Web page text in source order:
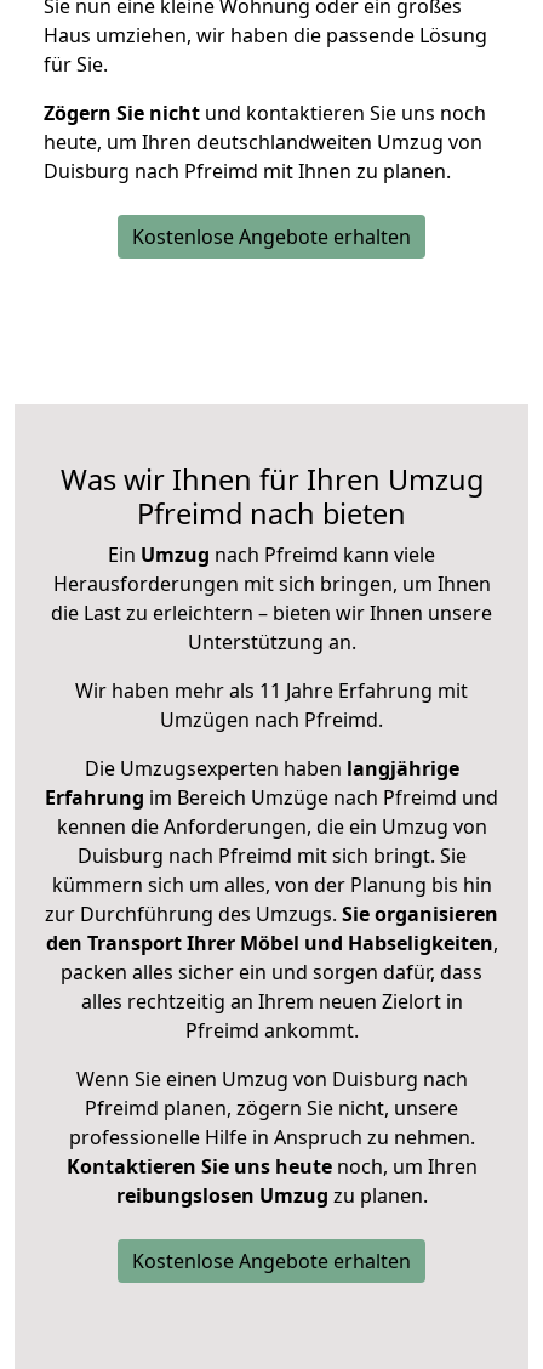
Sie nun eine kleine Wohnung oder ein großes
Haus umziehen, wir haben die passende Lösung
für Sie.
Zögern Sie nicht und kontaktieren Sie uns noch
heute, um Ihren deutschlandweiten Umzug von
Duisburg nach Pfreimd mit Ihnen zu planen.
Kostenlose Angebote erhalten
Was wir Ihnen für Ihren Umzug
Pfreimd nach bieten
Ein Umzug nach Pfreimd kann viele
Herausforderungen mit sich bringen, um Ihnen
die Last zu erleichtern – bieten wir Ihnen unsere
Unterstützung an.
Wir haben mehr als 11 Jahre Erfahrung mit
Umzügen nach Pfreimd.
Die Umzugsexperten haben langjährige
Erfahrung im Bereich Umzüge nach Pfreimd und
kennen die Anforderungen, die ein Umzug von
Duisburg nach Pfreimd mit sich bringt. Sie
kümmern sich um alles, von der Planung bis hin
zur Durchführung des Umzugs. Sie organisieren
den Transport Ihrer Möbel und Habseligkeiten,
packen alles sicher ein und sorgen dafür, dass
alles rechtzeitig an Ihrem neuen Zielort in
Pfreimd ankommt.
Wenn Sie einen Umzug von Duisburg nach
Pfreimd planen, zögern Sie nicht, unsere
professionelle Hilfe in Anspruch zu nehmen.
Kontaktieren Sie uns heutenoch, um Ihren
reibungslosen Umzug zu planen.
Kostenlose Angebote erhalten